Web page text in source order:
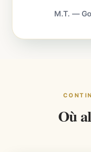
M.T. —
Où